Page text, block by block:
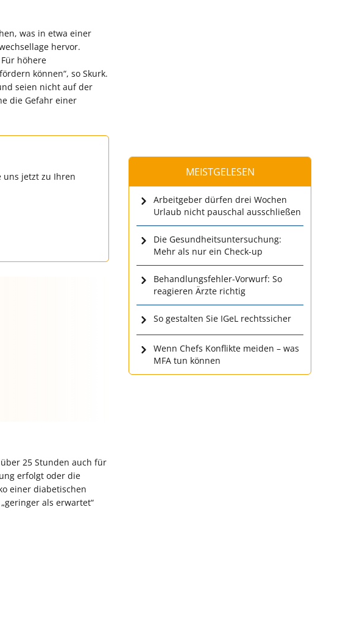
was in etwa einer
hervor.
höhere
können“, so Skurk.
seien nicht auf der
die Gefahr einer
uns jetzt zu Ihren
25 Stunden auch für
erfolgt oder die
einer diabetischen
als erwartet“
MEISTGELESEN
Arbeitgeber dürfen drei Wochen
Urlaub nicht pauschal ausschließen
Die Gesundheitsuntersuchung:
Mehr als nur ein Check-up
Behandlungsfehler-Vorwurf: So
reagieren Ärzte richtig
So gestalten Sie IGeL rechtssicher
Wenn Chefs Konflikte meiden – was
MFA tun können